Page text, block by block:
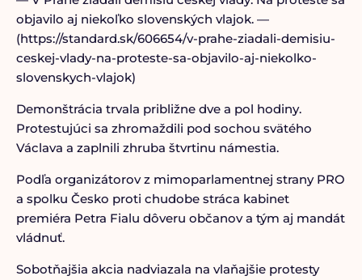
objavilo aj niekoľko slovenských vlajok. —
(https://standard.sk/606654/v-prahe-ziadali-demisiu-
ceskej-vlady-na-proteste-sa-objavilo-aj-niekolko-
slovenskych-vlajok)
Demonštrácia trvala približne dve a pol hodiny.
Protestujúci sa zhromaždili pod sochou svätého
Václava a zaplnili zhruba štvrtinu námestia.
Podľa organizátorov z mimoparlamentnej strany PRO
a spolku Česko proti chudobe stráca kabinet
premiéra Petra Fialu dôveru občanov a tým aj mandát
vládnuť.
Sobotňajšia akcia nadviazala na vlaňajšie protesty